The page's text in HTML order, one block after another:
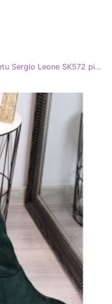
Ženske sandale od eko kože na visoku petu Sergio Leone SK572 pistacija zelena